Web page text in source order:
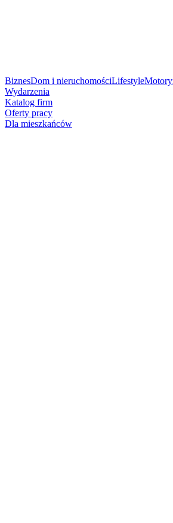
BiznesDom i nieruchomościLifestyle
Wydarzenia
Katalog firm
Oferty pracy
Dla mieszkańców